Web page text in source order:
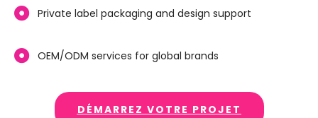
Private label packaging and design support
OEM/ODM services for global brands
DÉMARREZ VOTRE PROJET